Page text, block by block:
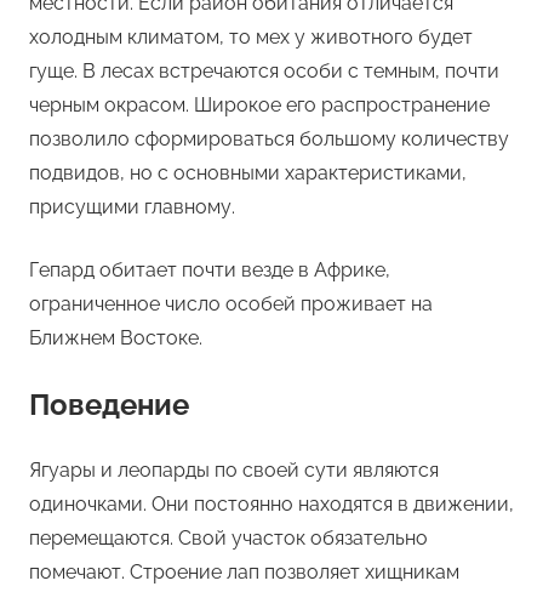
холодным климатом, то мех у животного будет
гуще. В лесах встречаются особи с темным, почти
черным окрасом. Широкое его распространение
позволило сформироваться большому количеству
подвидов, но с основными характеристиками,
присущими главному.
Гепард обитает почти везде в Африке,
ограниченное число особей проживает на
Ближнем Востоке.
Поведение
Ягуары и леопарды по своей сути являются
одиночками. Они постоянно находятся в движении,
перемещаются. Свой участок обязательно
помечают. Строение лап позволяет хищникам